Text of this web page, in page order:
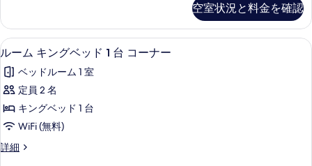
表
示
す
る
イ
ー
ト
ベ
ッ
ド
ル
テ
ィ
ブ
イ
ー
ベ
ド
空室状況と料金を確認
ル
ー
ム
キ
ン
グ
ベ
高級寝具、羽毛の掛け布団、ピロー
5
ルーム キングベッド 1 台 コーナー
ベッドルーム 1 室
定員 2 名
キングベッド 1 台
WiFi (無料)
詳細
ル